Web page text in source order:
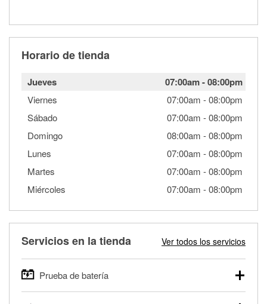
Horario de tienda
Jueves 07:00am-08:00pm
Viernes 07:00am -08:00pm
Sábado
07:00am -08:00pm
Domingo
08:00am -08:00pm
Lunes
07:00am -08:00pm
Martes
07:00am -08:00pm
Miércoles
07:00am -08:00pm
Servicios en la tienda Ver todos los servicios
Prueba de batería